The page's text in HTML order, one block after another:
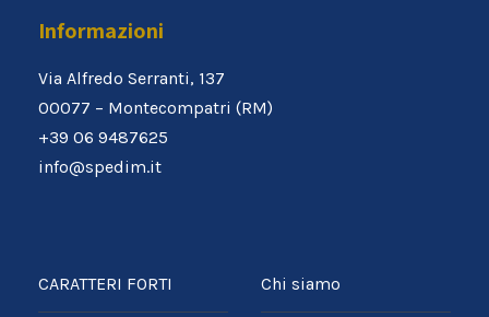
Informazioni
Via Alfredo Serranti, 137
00077 – Montecompatri (RM)
+39 06 9487625
info@spedim.it
CARATTERI FORTI Chi siamo